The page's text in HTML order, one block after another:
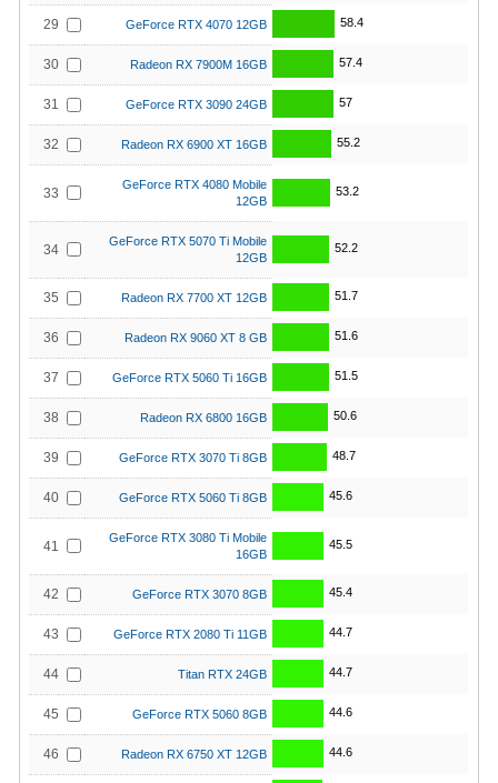
29 GeForce RTX 4070 12GB 58.4
30 Radeon RX 7900M 16GB 57.4
31 GeForce RTX 3090 24GB 57
32 Radeon RX 6900 XT 16GB 55.2
33
GeForce RTX 4080 Mobile
12GB
53.2
34
GeForce RTX 5070 Ti Mobile
12GB
52.2
35 Radeon RX 7700 XT 12GB 51.7
36 Radeon RX 9060 XT 8 GB 51.6
37 GeForce RTX 5060 Ti 16GB 51.5
38 Radeon RX 6800 16GB 50.6
39 GeForce RTX 3070 Ti 8GB 48.7
40 GeForce RTX 5060 Ti 8GB 45.6
41
GeForce RTX 3080 Ti Mobile
16GB
45.5
42 GeForce RTX 3070 8GB 45.4
43 GeForce RTX 2080 Ti 11GB 44.7
44 Titan RTX 24GB 44.7
45 GeForce RTX 5060 8GB 44.6
46 Radeon RX 6750 XT 12GB 44.6